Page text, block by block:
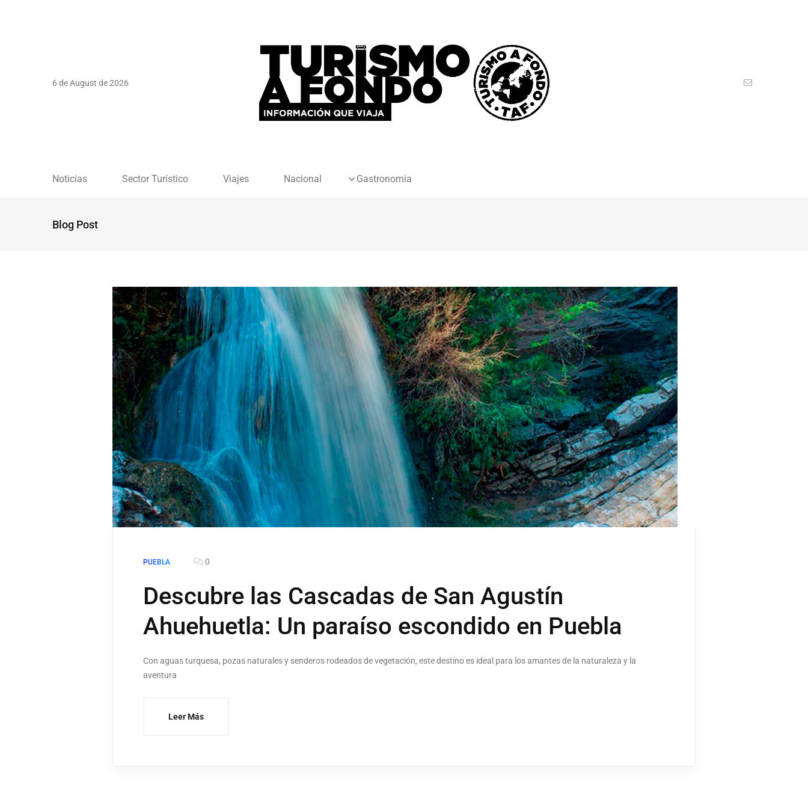
6 de August de 2026
Noticias Sector Turístico Viajes Nacional Gastronomia
Blog Post
PUEBLA 0
Descubre las Cascadas de San Agustín
Ahuehuetla: Un paraíso escondido en Puebla
Con aguas turquesa, pozas naturales y senderos rodeados de vegetación, este destino es ideal para los amantes de la naturaleza y la
aventura
Leer Más